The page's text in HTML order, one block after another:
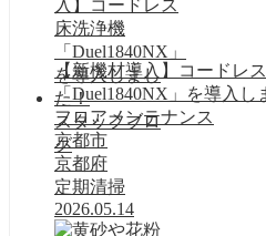
スタッフブロ
グ
【新機材導入】コードレ
「Duel1840NX」を導入し
フロアメンテナンス
京都市
京都府
定期清掃
2026.05.14